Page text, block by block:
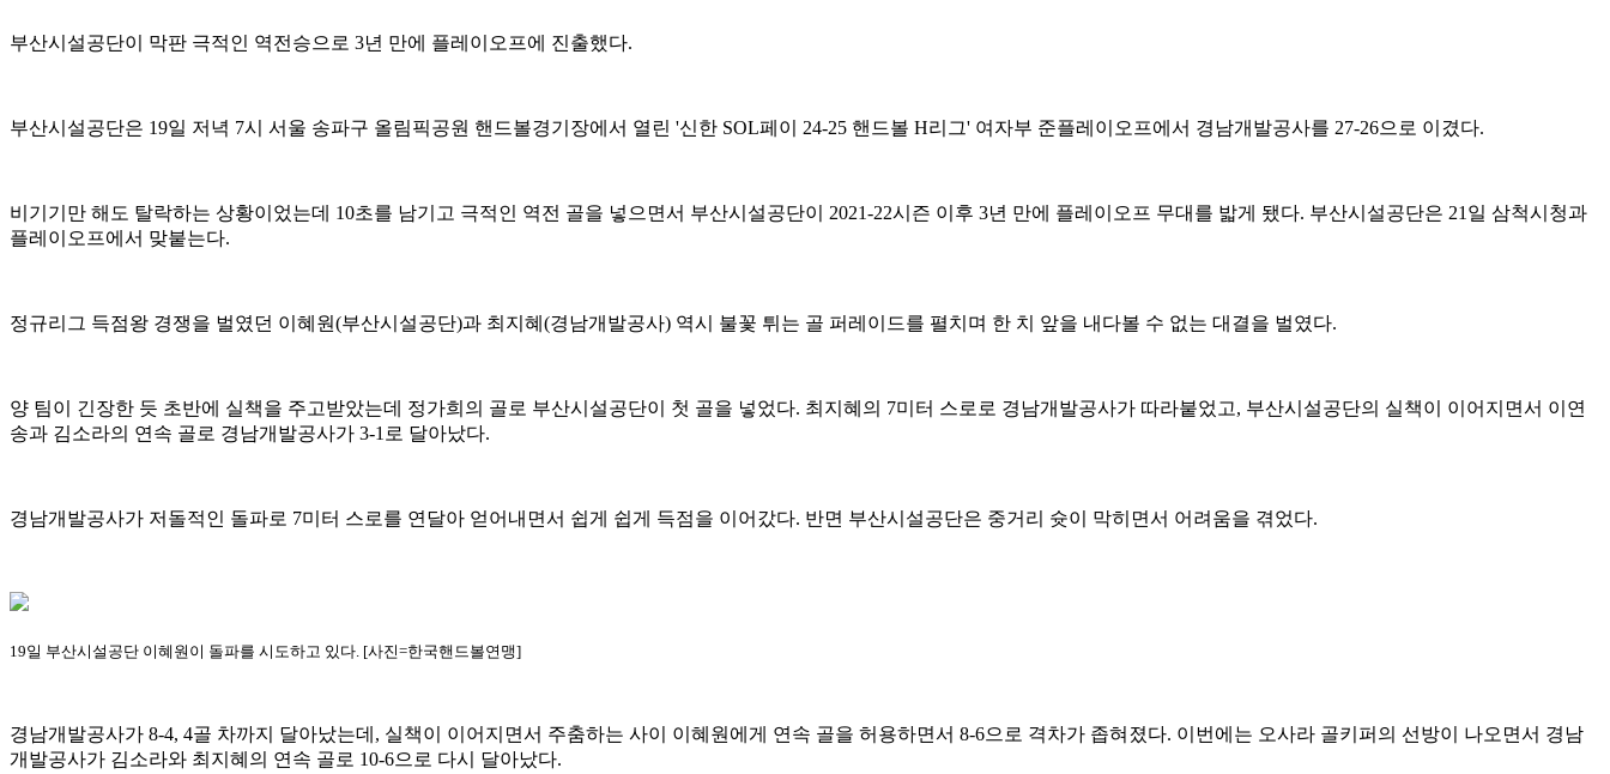
부산시설공단이 막판 극적인 역전승으로 3년 만에 플레이오프에 진출했다.
부산시설공단은 19일 저녁 7시 서울 송파구 올림픽공원 핸드볼경기장에서 열린 '신한 SOL페이 24-25 핸드볼 H리그' 여자부 준플레이오프에서 경남개발공사를 27-26으로 이겼다.
비기기만 해도 탈락하는 상황이었는데 10초를 남기고 극적인 역전 골을 넣으면서 부산시설공단이 2021-22시즌 이후 3년 만에 플레이오프 무대를 밟게 됐다. 부산시설공단은 21일 삼척시청과
플레이오프에서 맞붙는다.
정규리그 득점왕 경쟁을 벌였던 이혜원(부산시설공단)과 최지혜(경남개발공사) 역시 불꽃 튀는 골 퍼레이드를 펼치며 한 치 앞을 내다볼 수 없는 대결을 벌였다.
양 팀이 긴장한 듯 초반에 실책을 주고받았는데 정가희의 골로 부산시설공단이 첫 골을 넣었다. 최지혜의 7미터 스로로 경남개발공사가 따라붙었고, 부산시설공단의 실책이 이어지면서 이연
송과 김소라의 연속 골로 경남개발공사가 3-1로 달아났다.
경남개발공사가 저돌적인 돌파로 7미터 스로를 연달아 얻어내면서 쉽게 쉽게 득점을 이어갔다. 반면 부산시설공단은 중거리 슛이 막히면서 어려움을 겪었다.
19일 부산시설공단 이혜원이 돌파를 시도하고 있다. [사진=한국핸드볼연맹]
경남개발공사가 8-4, 4골 차까지 달아났는데, 실책이 이어지면서 주춤하는 사이 이혜원에게 연속 골을 허용하면서 8-6으로 격차가 좁혀졌다. 이번에는 오사라 골키퍼의 선방이 나오면서 경남
개발공사가 김소라와 최지혜의 연속 골로 10-6으로 다시 달아났다.